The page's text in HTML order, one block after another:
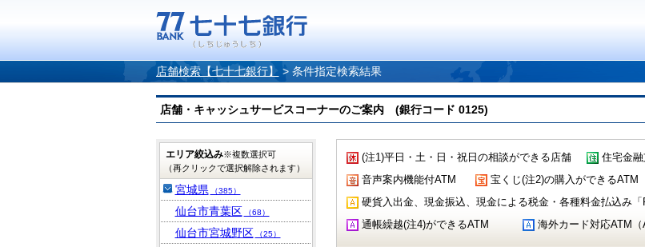
店舗検索【七十七銀行】 > 条件指定検索結果
店舗・キャッシュサービスコーナーのご案内 (銀行コード 0125)
(注1)平日・土・日・祝日の相談ができる店舗 住宅金融
音声案内機能付ATM
宝くじ(注2)の購入ができるATM
硬貨入出金、現金振込、現金による税金・各種料金払込み
通帳繰越(注4)ができるATM
海外カード対応ATM（
エリア絞込み※複数選択可
（再クリックで選択解除されます）
宮城県 （385）
仙台市青葉区 （68）
仙台市宮城野区 （25）